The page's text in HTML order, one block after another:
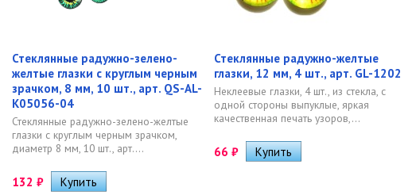
Стеклянные радужно-зелено-
желтые глазки с круглым черным
зрачком, 8 мм, 10 шт., арт. QS-AL-
K05056-04
Стеклянные радужно-зелено-желтые
глазки с круглым черным зрачком,
диаметр 8 мм, 10 шт., арт....
132 ₽
Стеклянные радужно-желтые
глазки, 12 мм, 4 шт., арт. GL-1202
Неклеевые глазки, 4 шт., из стекла, с
одной стороны выпуклые, яркая
качественная печать узоров,...
66 ₽